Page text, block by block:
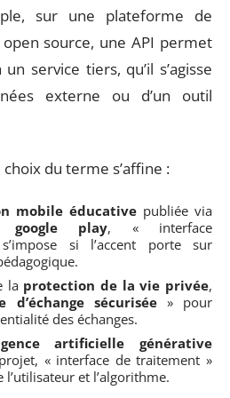
sur une plateforme de
source, une API permet
service tiers, qu’il s’agisse
externe ou d’un outil
du terme s’affine :
mobile éducative publiée via
google play, « interface
s’impose si l’accent porte sur
la protection de la vie privée,
d’échange sécurisée» pour
des échanges.
artificielle générative
« interface de traitement »
et l’algorithme.